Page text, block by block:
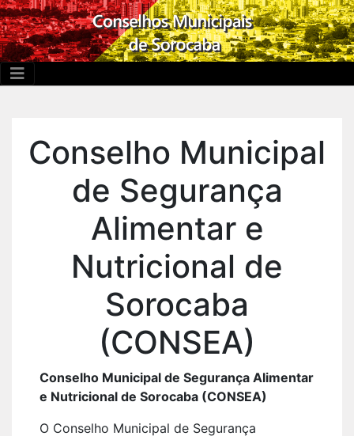
Conselho Municipal
de Segurança
Alimentar e
Nutricional de
Sorocaba
(CONSEA)
Conselho Municipal de Segurança Alimentar
e Nutricional de Sorocaba (CONSEA)
O Conselho Municipal de Segurança